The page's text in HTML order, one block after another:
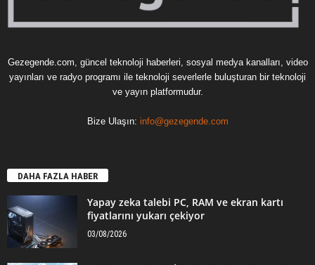
Gezegende.com, güncel teknoloji haberleri, sosyal medya kanalları, video
yayınları ve radyo programı ile teknoloji severlerle buluşturan bir teknoloji
ve yayın platformudur.
Bize Ulaşın: info@gezegende.com
DAHA FAZLA HABER
Yapay zeka talebi PC, RAM ve ekran kartı
fiyatlarını yukarı çekiyor
03/08/2026